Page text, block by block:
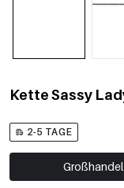
Kette Sassy
2-5 TAGE
Großhandel